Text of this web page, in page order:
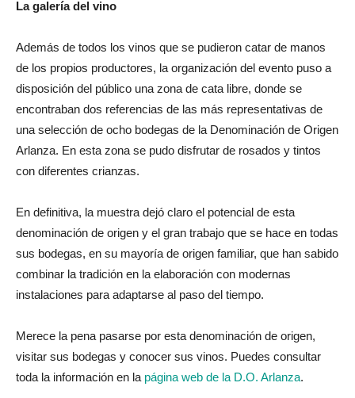
La galería del vino
Además de todos los vinos que se pudieron catar de manos
de los propios productores, la organización del evento puso a
disposición del público una zona de cata libre, donde se
encontraban dos referencias de las más representativas de
una selección de ocho bodegas de la Denominación de Origen
Arlanza. En esta zona se pudo disfrutar de rosados y tintos
con diferentes crianzas.
En definitiva, la muestra dejó claro el potencial de esta
denominación de origen y el gran trabajo que se hace en todas
sus bodegas, en su mayoría de origen familiar, que han sabido
combinar la tradición en la elaboración con modernas
instalaciones para adaptarse al paso del tiempo.
Merece la pena pasarse por esta denominación de origen,
visitar sus bodegas y conocer sus vinos. Puedes consultar
toda la información en la página web de la D.O. Arlanza.